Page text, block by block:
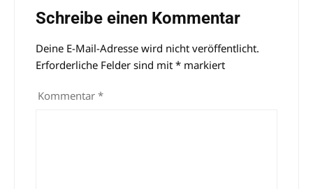
Schreibe einen Kommentar
Deine E-Mail-Adresse wird nicht veröffentlicht.
Erforderliche Felder sind mit * markiert
Kommentar *
Alternative: